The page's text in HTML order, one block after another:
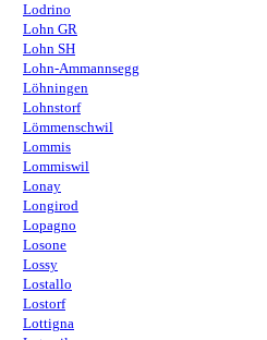
Lodrino
Lohn GR
Lohn SH
Lohn-Ammannsegg
Löhningen
Lohnstorf
Lömmenschwil
Lommis
Lommiswil
Lonay
Longirod
Lopagno
Losone
Lossy
Lostallo
Lostorf
Lottigna